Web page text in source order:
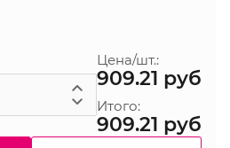
Цена/шт.:
909.21 руб
Итого:
909.21 руб